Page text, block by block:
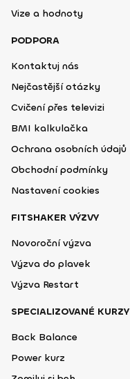
Vize a hodnoty
PODPORA
Kontaktuj nás
Nejčastější otázky
Cvičení přes televizi
BMI kalkulačka
Ochrana osobních údajů
Obchodní podmínky
Nastavení cookies
FITSHAKER VÝZVY
Novoroční výzva
Výzva do plavek
Výzva Restart
SPECIALIZOVANÉ KURZY
Back Balance
Power kurz